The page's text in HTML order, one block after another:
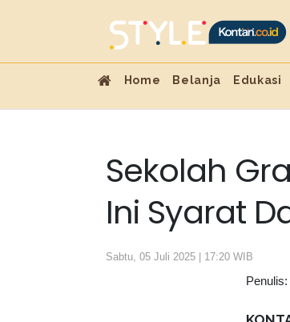
Home Belanja Edukasi
Sekolah
Ini Syarat
Sabtu, 05 Juli 2025 | 17:20 WIB
Penulis: